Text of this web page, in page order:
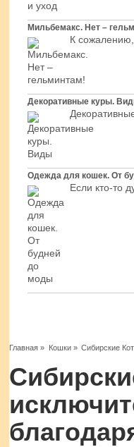
Мильбемакс. Нет –
К сожалению,
Декоративные куры.
Одежда для кошек. От
Если кто-то
Главная » Кошки» Сибирские